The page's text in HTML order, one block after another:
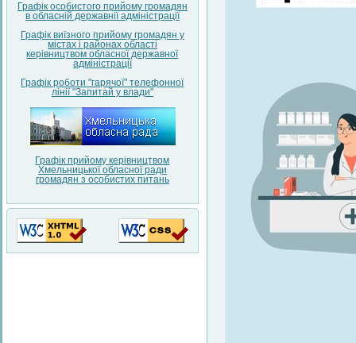
Графік особистого прийому громадян
в обласній державнії адміністрації
Графік виїзного прийому громадян у
містах і районах області
керівництвом обласної державної
адміністрації
Графік роботи "гарячої" телефонної
лінії "Запитай у влади"
Графік прийому керівництвом
Хмельницької обласної ради
громадян з особистих питань